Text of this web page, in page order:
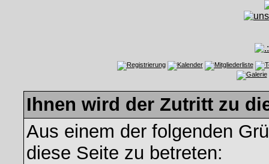
Ihnen wird der Zutritt zu
Aus einem der folgenden
diese Seite zu betreten: